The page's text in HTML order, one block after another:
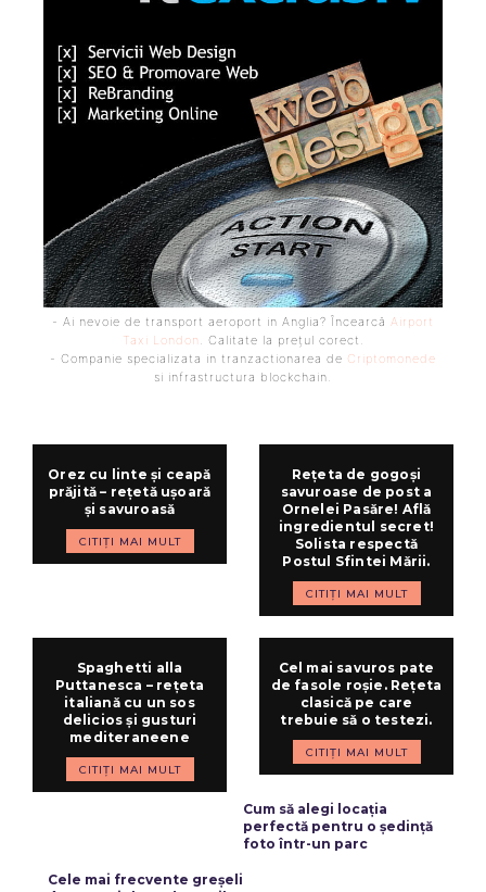
- Ai nevoie de transport aeroport in Anglia? Încearcă Airport
Taxi London . Calitate la prețul corect.
- Companie specializata in tranzactionarea de Criptomonede
si infrastructura blockchain.
Orez cu linte și ceapă
prăjită – rețetă ușoară
și savuroasă
CITIȚI MAI MULT
Rețeta de gogoși
savuroase de post a
Ornelei Pasăre! Află
ingredientul secret!
Solista respectă
Postul Sfintei Mării.
CITIȚI MAI MULT
Spaghetti alla
Puttanesca – rețeta
italiană cu un sos
delicios și gusturi
mediteraneene
CITIȚI MAI MULT
Cel mai savuros pate
de fasole roșie. Rețeta
clasică pe care
trebuie să o testezi.
CITIȚI MAI MULT
Cum să alegi locația
perfectă pentru o ședință
foto într-un parc
Cele mai frecvente greșeli